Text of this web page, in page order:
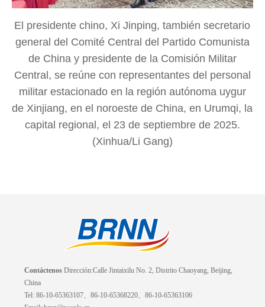
El presidente chino, Xi Jinping, también secretario
general del Comité Central del Partido Comunista
de China y presidente de la Comisión Militar
Central, se reúne con representantes del personal
militar estacionado en la región autónoma uygur
de Xinjiang, en el noroeste de China, en Urumqi, la
capital regional, el 23 de septiembre de 2025.
(Xinhua/Li Gang)
Contáctenos Dirección:Calle Jintaixilu No. 2, Distrito Chaoyang, Beijing,
China
Tel: 86-10-65363107、86-10-65368220、86-10-65363106